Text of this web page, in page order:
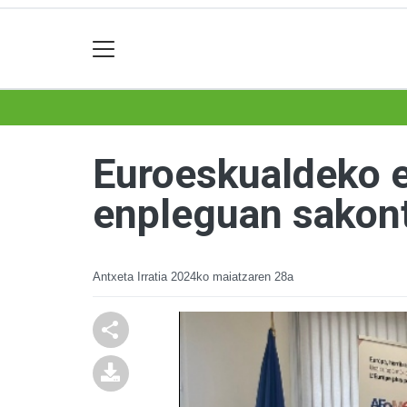
Euroeskualdeko
enpleguan
Antxeta Irratia 2024ko maiatzaren 28a